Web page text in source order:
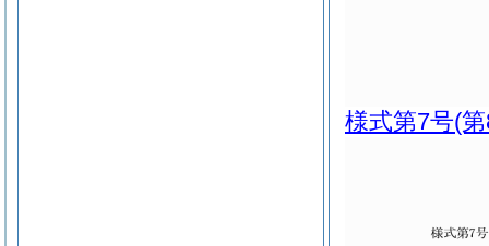
様式第7号(